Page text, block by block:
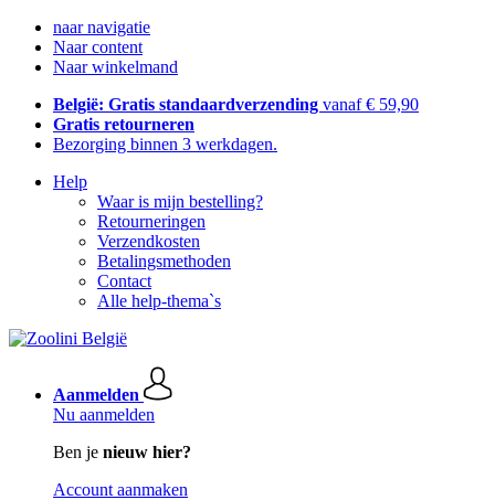
naar navigatie
Naar content
Naar winkelmand
België: Gratis standaardverzending vanaf € 59,90
Gratis retourneren
Bezorging binnen 3 werkdagen.
Help
Waar is mijn bestelling?
Retourneringen
Verzendkosten
Betalingsmethoden
Contact
Alle help-thema`s
Aanmelden
Nu aanmelden
Ben je nieuw hier?
Account aanmaken